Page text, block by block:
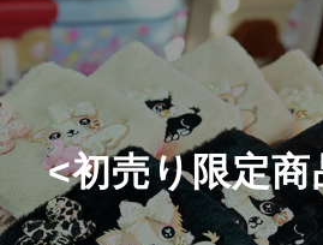
<初売り限定